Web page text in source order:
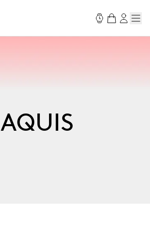
AQUIS